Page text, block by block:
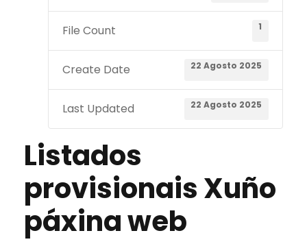
File Count 1
Create Date 22 Agosto 2025
Last Updated 22 Agosto 2025
Listados
provisionais Xuño
páxina web